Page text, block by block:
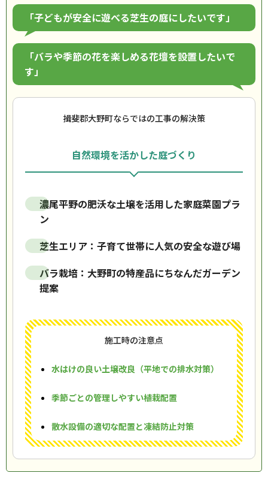
「子どもが安全に遊べる芝生の庭にしたいです」
「バラや季節の花を楽しめる花壇を設置したいで
す」
揖斐郡大野町ならではの工事の解決策
自然環境を活かした庭づくり
濃尾平野の肥沃な土壌を活用した家庭菜園プラ
ン
芝生エリア：子育て世帯に人気の安全な遊び場
バラ栽培：大野町の特産品にちなんだガーデン
提案
施工時の注意点
水はけの良い土壌改良（平地での排水対策）
季節ごとの管理しやすい植栽配置
散水設備の適切な配置と凍結防止対策